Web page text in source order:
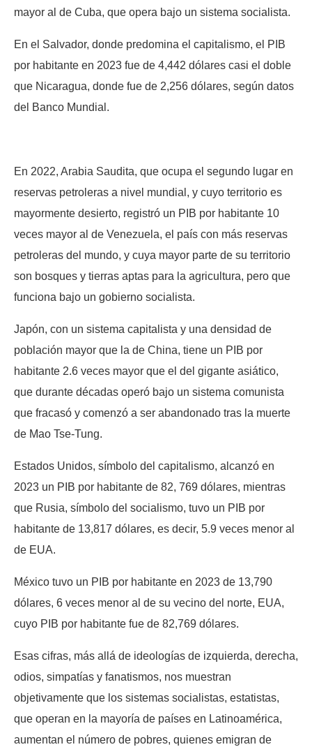
mayor al de Cuba, que opera bajo un sistema socialista.
En el Salvador, donde predomina el capitalismo, el PIB
por habitante en 2023 fue de 4,442 dólares casi el doble
que Nicaragua, donde fue de 2,256 dólares, según datos
del Banco Mundial.
En 2022, Arabia Saudita, que ocupa el segundo lugar en
reservas petroleras a nivel mundial, y cuyo territorio es
mayormente desierto, registró un PIB por habitante 10
veces mayor al de Venezuela, el país con más reservas
petroleras del mundo, y cuya mayor parte de su territorio
son bosques y tierras aptas para la agricultura, pero que
funciona bajo un gobierno socialista.
Japón, con un sistema capitalista y una densidad de
población mayor que la de China, tiene un PIB por
habitante 2.6 veces mayor que el del gigante asiático,
que durante décadas operó bajo un sistema comunista
que fracasó y comenzó a ser abandonado tras la muerte
de Mao Tse-Tung.
Estados Unidos, símbolo del capitalismo, alcanzó en
2023 un PIB por habitante de 82, 769 dólares, mientras
que Rusia, símbolo del socialismo, tuvo un PIB por
habitante de 13,817 dólares, es decir, 5.9 veces menor al
de EUA.
México tuvo un PIB por habitante en 2023 de 13,790
dólares, 6 veces menor al de su vecino del norte, EUA,
cuyo PIB por habitante fue de 82,769 dólares.
Esas cifras, más allá de ideologías de izquierda, derecha,
odios, simpatías y fanatismos, nos muestran
objetivamente que los sistemas socialistas, estatistas,
que operan en la mayoría de países en Latinoamérica,
aumentan el número de pobres, quienes emigran de